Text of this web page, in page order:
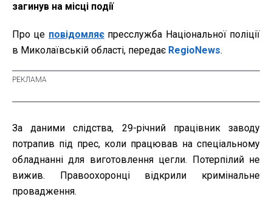
загинув на місці події
Про це повідомляєпресслужба Національної поліції
в Миколаївській області, передає RegioNews.
За даними слідства, 29-річний працівник заводу
потрапив під прес, коли працював на спеціальному
обладнанні для виготовлення цегли. Потерпілий не
вижив. Правоохоронці відкрили кримінальне
провадження.